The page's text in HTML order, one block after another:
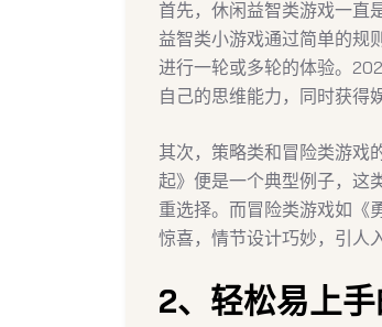
首先，休闲益智类游戏一直
益智类小游戏通过简单的规
进行一轮或多轮的体验。
自己的思维能力，同时获得
其次，策略类和冒险类游戏
起》便是一个典型例子，这
重选择。而冒险类游戏如《
惊喜，情节设计巧妙，引人
2、轻松易上